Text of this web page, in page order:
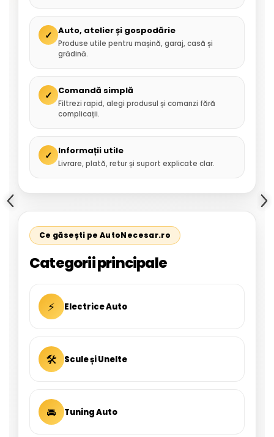
✓ Auto, atelier și gospodărie
Produse utile pentru mașină, garaj, casă și
grădină.
✓ Comandă simplă
Filtrezi rapid, alegi produsul și comanzi fără
complicații.
✓ Informații utile
Livrare, plată, retur și suport explicate clar.
Ce găsești pe AutoNecesar.ro
Categorii principale
⚡ Electrice Auto
🛠 Scule și Unelte
🚘 Tuning Auto